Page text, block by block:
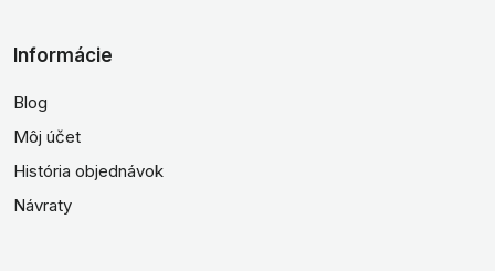
Informácie
Blog
Môj účet
História objednávok
Návraty